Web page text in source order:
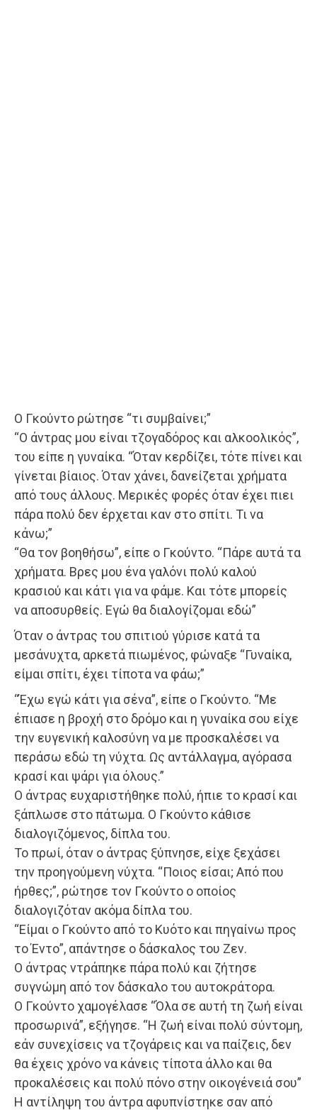
Ο Γκούντο ρώτησε “τι συμβαίνει;”
“Ο άντρας μου είναι τζογαδόρος και αλκοολικός”,
του είπε η γυναίκα. “Όταν κερδίζει, τότε πίνει και
γίνεται βίαιος. Όταν χάνει, δανείζεται χρήματα
από τους άλλους. Μερικές φορές όταν έχει πιει
πάρα πολύ δεν έρχεται καν στο σπίτι. Τι να
κάνω;”
“Θα τον βοηθήσω”, είπε ο Γκούντο. “Πάρε αυτά τα
χρήματα. Βρες μου ένα γαλόνι πολύ καλού
κρασιού και κάτι για να φάμε. Και τότε μπορείς
να αποσυρθείς. Εγώ θα διαλογίζομαι εδώ”
Όταν ο άντρας του σπιτιού γύρισε κατά τα
μεσάνυχτα, αρκετά πιωμένος, φώναξε “Γυναίκα,
είμαι σπίτι, έχει τίποτα να φάω;”
“Έχω εγώ κάτι για σένα”, είπε ο Γκούντο. “Με
έπιασε η βροχή στο δρόμο και η γυναίκα σου είχε
την ευγενική καλοσύνη να με προσκαλέσει να
περάσω εδώ τη νύχτα. Ως αντάλλαγμα, αγόρασα
κρασί και ψάρι για όλους.”
Ο άντρας ευχαριστήθηκε πολύ, ήπιε το κρασί και
ξάπλωσε στο πάτωμα. Ο Γκούντο κάθισε
διαλογιζόμενος, δίπλα του.
Το πρωί, όταν ο άντρας ξύπνησε, είχε ξεχάσει
την προηγούμενη νύχτα. “Ποιος είσαι; Από που
ήρθες;”, ρώτησε τον Γκούντο ο οποίος
διαλογιζόταν ακόμα δίπλα του.
“Είμαι ο Γκούντο από το Κυότο και πηγαίνω προς
το Έντο”, απάντησε ο δάσκαλος του Ζεν.
Ο άντρας ντράπηκε πάρα πολύ και ζήτησε
συγνώμη από τον δάσκαλο του αυτοκράτορα.
Ο Γκούντο χαμογέλασε “Όλα σε αυτή τη ζωή είναι
προσωρινά”, εξήγησε. “Η ζωή είναι πολύ σύντομη,
εάν συνεχίσεις να τζογάρεις και να παίζεις, δεν
θα έχεις χρόνο να κάνεις τίποτα άλλο και θα
προκαλέσεις και πολύ πόνο στην οικογένειά σου”
Η αντίληψη του άντρα αφυπνίστηκε σαν από